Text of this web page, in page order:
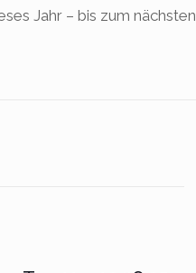
Jahr – bis zum nächsten